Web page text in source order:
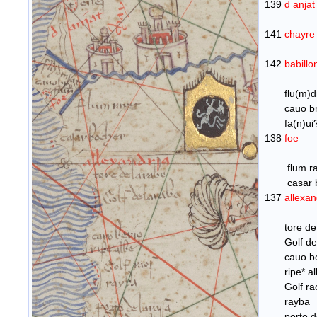
139 d
141 chayre
142
cauo
138 foe
flum
casar
137
tore
Golf de
cauo
ripe*
Golf
rayba